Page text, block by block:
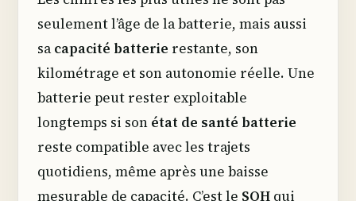
seulement l’âge de la batterie, mais aussi
sacapacité batterie restante, son
kilométrage et son autonomie réelle. Une
batterie peut rester exploitable
longtemps si son état de santé batterie
reste compatible avec les trajets
quotidiens, même après une baisse
mesurable de capacité. C’est le SOH qui